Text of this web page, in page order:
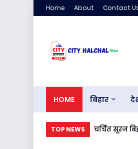
Home About Contact
HOME बिहार
TOP NEWS चर्चित सूरज